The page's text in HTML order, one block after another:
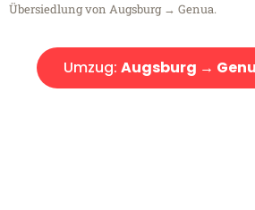
Übersiedlung von Augsburg → Genua.
Umzug: Augsburg →